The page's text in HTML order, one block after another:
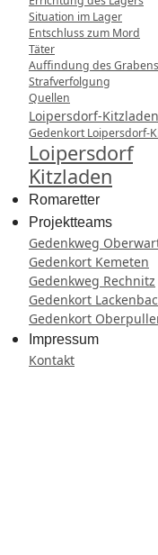
Situation im Lager
Entschluss zum Mord
Täter
Auffindung des
Strafverfolgung
Quellen
Loipersdorf-Kitzladen
Gedenkort Loipersdorf-
Loipersdorf
Kitzladen
Romaretter
Projektteams
Gedenkweg
Gedenkort Kemeten
Gedenkweg Rechnitz
Gedenkort
Gedenkort
Impressum
Kontakt